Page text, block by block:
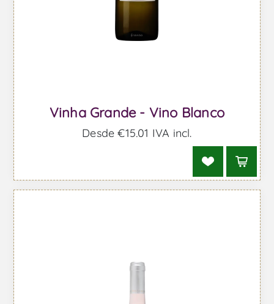
Vinha Grande - Vino Blanco
Desde €15,01 IVA incl.